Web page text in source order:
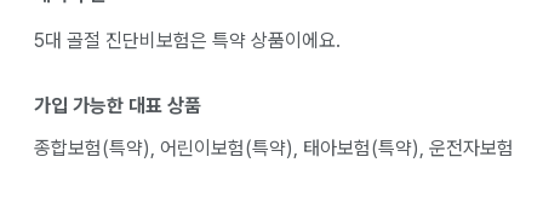
5대 골절 진단비보험은 특약 상품이에요.
가입 가능한 대표 상품
종합보험(특약), 어린이보험(특약), 태아보험(특약), 운전자보험